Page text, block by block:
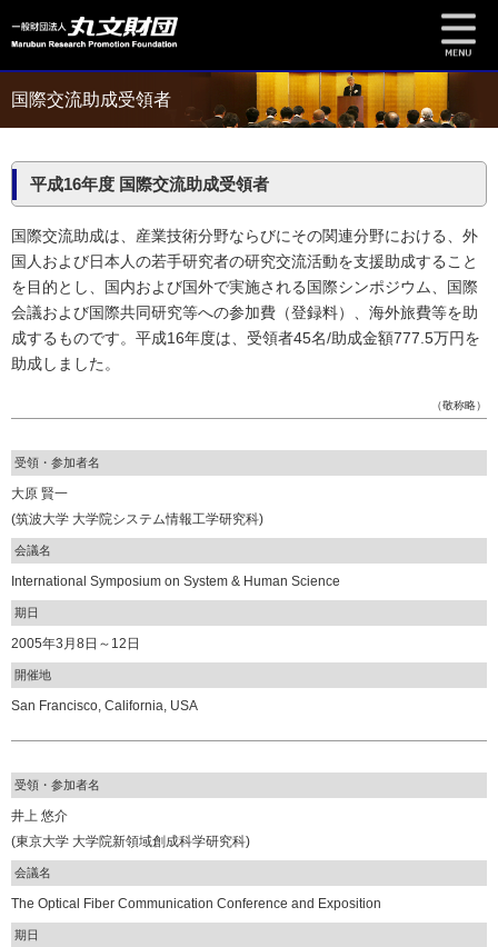
国際交流助成受領者
平成16年度 国際交流助成受領者
国際交流助成は、産業技術分野ならびにその関連分野における、外
国人および日本人の若手研究者の研究交流活動を支援助成すること
を目的とし、国内および国外で実施される国際シンポジウム、国際
会議および国際共同研究等への参加費（登録料）、海外旅費等を助
成するものです。平成16年度は、受領者45名/助成金額777.5万円を
助成しました。
（敬称略）
受領・参加者名
大原 賢一
(筑波大学 大学院システム情報工学研究科)
会議名
International Symposium on System & Human Science
期日
2005年3月8日～12日
開催地
San Francisco, California, USA
受領・参加者名
井上 悠介
(東京大学 大学院新領域創成科学研究科)
会議名
The Optical Fiber Communication Conference and Exposition
期日